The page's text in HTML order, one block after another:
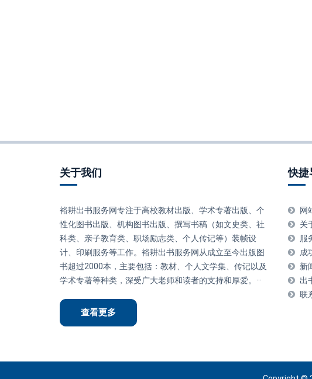
关于我们
裕耕出书服务网专注于高校教材出版、学术专著出版、个
性化图书出版、机构图书出版、撰写书稿（如文史类、社
科类、亲子教育类、职场励志类、个人传记等）装帧设
计、印刷服务等工作。裕耕出书服务网从成立至今出版图
书超过2000本，主要包括：教材、个人文学集、传记以及
学术专著等种类，深受广大老师和读者的支持和厚爱。···
查看更多
快捷
网
关
服
成
新
出
联